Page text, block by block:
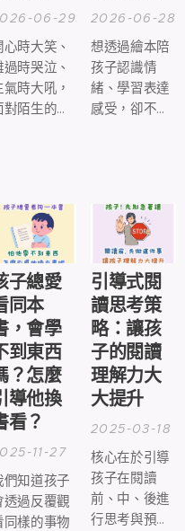
06-29
心時大笑、
過時哭泣、
氣時大吼，
對陌生的人
部分，也是孩
子認識自己、
理解世界的重
歷程。
2026-06-28
想透過繪本陪
孩子認識情
緒、學習表達
感受，卻不知
子總愛
同本
，會學
到東西
？怎麼
導他換
看？
11-27
們知道孩子
透過反覆觀
同樣的事物
引導式閱
讀思考策
略：讓孩
子的閱讀
理解力大
大提升
2025-03-18
核心在於引導
孩子在閱讀
前、中、後進
行思考與預